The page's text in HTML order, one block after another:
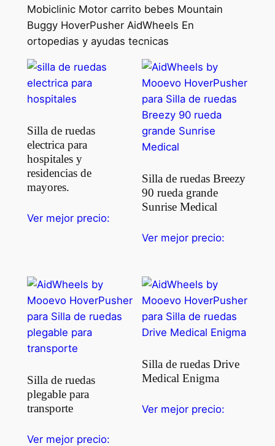
Mobiclinic Motor carrito bebes Mountain
Buggy HoverPusher AidWheels En
ortopedias y ayudas tecnicas
Silla de ruedas
electrica para
hospitales y
residencias de
mayores.
Ver mejor precio:
Silla de ruedas Breezy
90 rueda grande
Sunrise Medical
Ver mejor precio:
Silla de ruedas
plegable para
transporte
Ver mejor precio:
Silla de ruedas Drive
Medical Enigma
Ver mejor precio: